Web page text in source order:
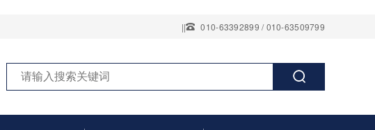
|| 010-63392899 / 010-63509799